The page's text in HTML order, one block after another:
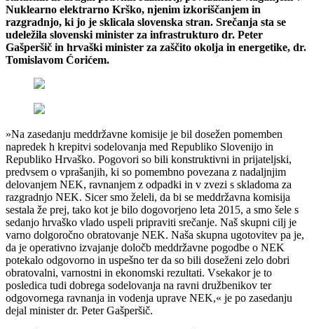
Nuklearno elektrarno Krško, njenim izkoriščanjem in
razgradnjo, ki jo je sklicala slovenska stran. Srečanja sta se
udeležila slovenski minister za infrastrukturo dr. Peter
Gašperšič in hrvaški minister za zaščito okolja in energetike, dr.
Tomislavom Ćorićem.
»Na zasedanju meddržavne komisije je bil dosežen pomemben
napredek h krepitvi sodelovanja med Republiko Slovenijo in
Republiko Hrvaško. Pogovori so bili konstruktivni in prijateljski,
predvsem o vprašanjih, ki so pomembno povezana z nadaljnjim
delovanjem NEK, ravnanjem z odpadki in v zvezi s skladoma za
razgradnjo NEK. Sicer smo želeli, da bi se meddržavna komisija
sestala že prej, tako kot je bilo dogovorjeno leta 2015, a smo šele s
sedanjo hrvaško vlado uspeli pripraviti srečanje. Naš skupni cilj je
varno dolgoročno obratovanje NEK. Naša skupna ugotovitev pa je,
da je operativno izvajanje določb meddržavne pogodbe o NEK
potekalo odgovorno in uspešno ter da so bili doseženi zelo dobri
obratovalni, varnostni in ekonomski rezultati. Vsekakor je to
posledica tudi dobrega sodelovanja na ravni družbenikov ter
odgovornega ravnanja in vodenja uprave NEK,« je po zasedanju
dejal minister dr. Peter Gašperšič.